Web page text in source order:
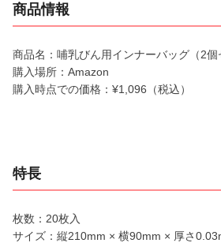
商品情報
商品名：哺乳びん用インナーバッグ（2個
購入場所：Amazon
購入時点での価格：¥1,096（税込）
特長
枚数：20枚入
サイズ：縦210mm × 横90mm × 厚さ